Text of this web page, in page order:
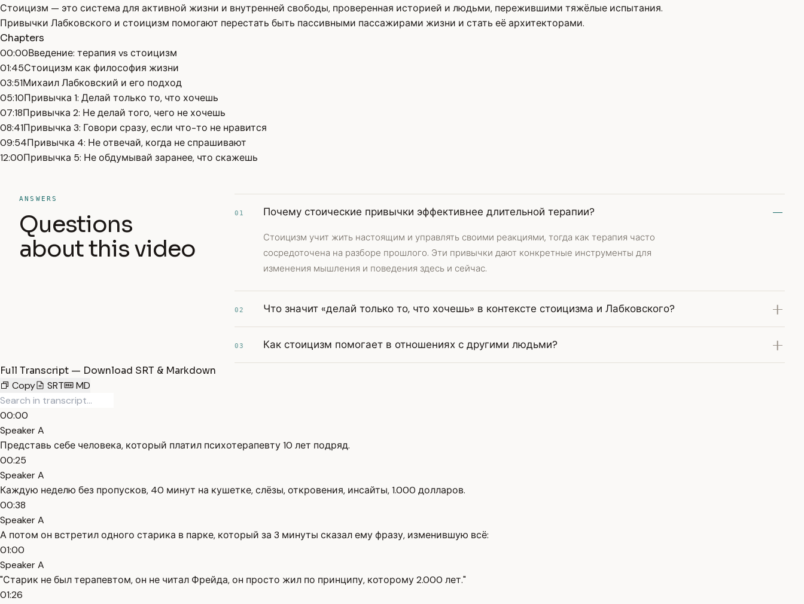
Стоицизм — это система для активной жизни и внутренней свободы, проверенная историей и людьми, пережившими тяжёлые испытания.
Привычки Лабковского и стоицизм помогают перестать быть пассивными пассажирами жизни и стать её архитекторами.
Chapters
00:00Введение: терапия vs стоицизм
01:45Стоицизм как философия жизни
03:51Михаил Лабковский и его подход
05:10Привычка 1: Делай только то, что хочешь
07:18Привычка 2: Не делай того, чего не хочешь
08:41Привычка 3: Говори сразу, если что-то не нравится
09:54Привычка 4: Не отвечай, когда не спрашивают
12:00Привычка 5: Не обдумывай заранее, что скажешь
ANSWERS
Questions
about this video
01 Почему стоические привычки эффективнее длительной терапии?
Стоицизм учит жить настоящим и управлять своими реакциями, тогда как терапия часто
сосредоточена на разборе прошлого. Эти привычки дают конкретные инструменты для
изменения мышления и поведения здесь и сейчас.
02 Что значит «делай только то, что хочешь» в контексте стоицизма и Лабковского?
03 Как стоицизм помогает в отношениях с другими людьми?
Full Transcript — Download SRT & Markdown
Copy
SRT MD
00:00
Speaker A
Представь себе человека, который платил психотерапевту 10 лет подряд.
00:25
Speaker A
Каждую неделю без пропусков, 40 минут на кушетке, слёзы, откровения, инсайты, 1.000 долларов.
00:38
Speaker A
А потом он встретил одного старика в парке, который за 3 минуты сказал ему фразу, изменившую всё:
01:00
Speaker A
"Старик не был терапевтом, он не читал Фрейда, он просто жил по принципу, которому 2.000 лет."
01:26